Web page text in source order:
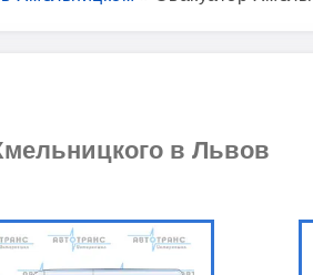
в Львов